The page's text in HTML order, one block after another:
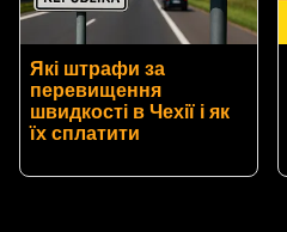
Які штрафи за
перевищення
швидкості в Чехії і як
їх сплатити